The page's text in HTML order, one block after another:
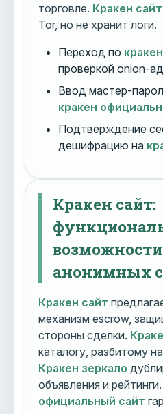
торговле. Кракен сайт
Tor, но не хранит логи.
Переход по
проверкой onion-
Ввод мастер-
кракен
Подтверждение
дешифрацию на
Кракен сайт:
анонимных
Кракен сайт
механизм escrow,
стороны сделки.
каталогу, разбитому
Кракен зеркало
объявления и рейтинги.
официальный сайт